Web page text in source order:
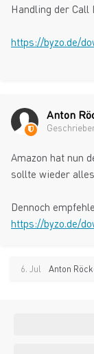
Handling der
https://byzo.de/
Anton
Amazon hat nun
sollte wieder
Dennoch
https://byzo.de/
6. Jul Anton